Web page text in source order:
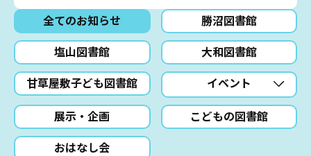
全てのお知らせ
勝沼図書館
塩山図書館
大和図書館
甘草屋敷子ども図書館
イベント
展示・企画
こどもの図書館
おはなし会